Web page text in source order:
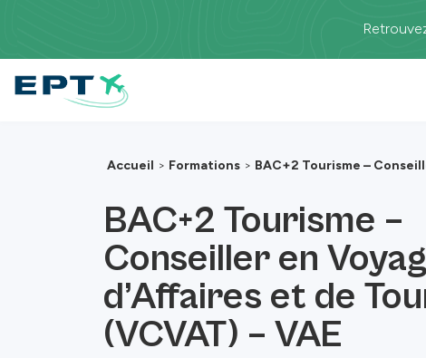
Accueil > Formations > BAC+2 Tourisme –
BAC+2 Tourisme –
Conseiller en
d’Affaires et de
(VCVAT) – VAE